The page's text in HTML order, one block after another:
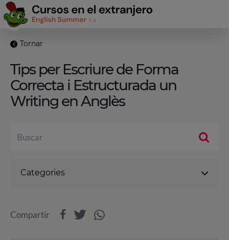
Tornar
Tips per Escriure de Forma
Correcta i Estructurada un
Writing en Anglès
Categories
Compartir